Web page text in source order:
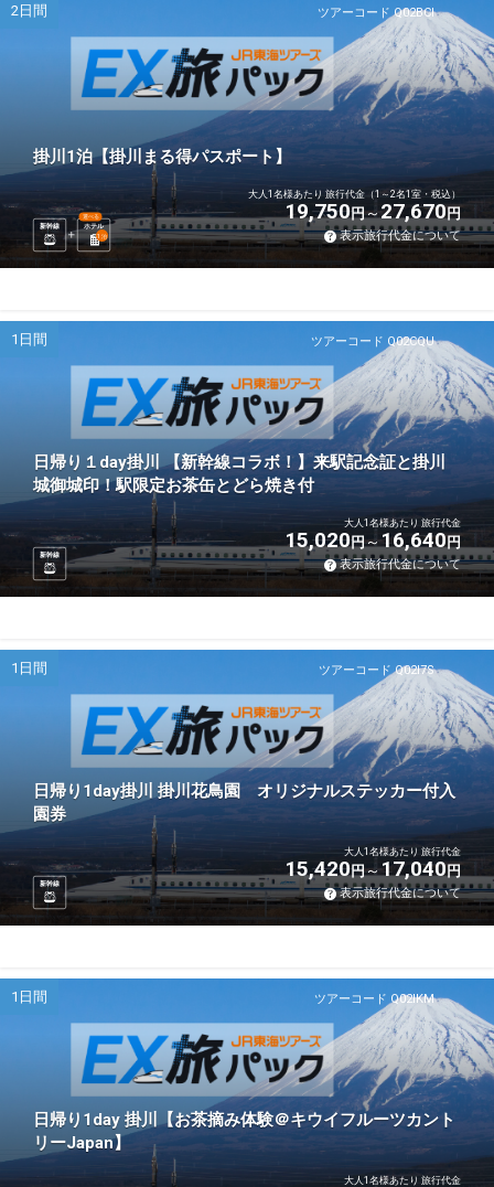
ツアーコード Q02BCI
2日間
掛川1泊【掛川まる得パスポート】
新幹線 ホテル
選べる
1 泊
大人1名様あたり 旅行代金（1～2名1室・税込）
19,750円 27,670円
表示旅行代金について
ツアーコード Q02CQU
1日間
日帰り１day掛川 【新幹線コラボ！】来駅記念証と掛川
城御城印！駅限定お茶缶とどら焼き付
新幹線
大人1名様あたり 旅行代金
15,020円 16,640円
表示旅行代金について
ツアーコード Q02I7S
1日間
日帰り1day掛川 掛川花鳥園 オリジナルステッカー付入
園券
新幹線
大人1名様あたり 旅行代金
15,420円 17,040円
表示旅行代金について
ツアーコード Q02IKM
1日間
日帰り1day 掛川【お茶摘み体験＠キウイフルーツカント
リーJapan】
大人1名様あたり 旅行代金